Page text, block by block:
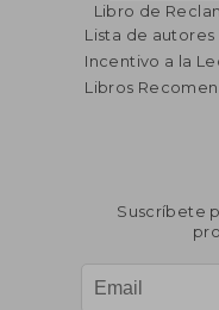
45%
dcto. $
Libro de
Lista de autores
Incentivo a la
Libros
Suscríbete